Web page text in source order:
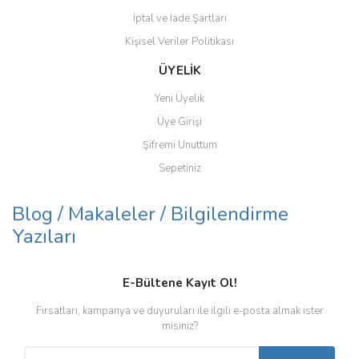
İptal ve İade Şartları
Kişisel Veriler Politikası
ÜYELİK
Yeni Üyelik
Üye Girişi
Şifremi Unuttum
Sepetiniz
Blog / Makaleler / Bilgilendirme
Yazıları
E-Bültene Kayıt Ol!
Fırsatları, kampanya ve duyuruları ile ilgili e-posta almak ister
misiniz?